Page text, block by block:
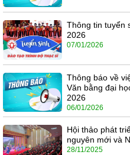
Thông tin tuyển
2026
07/01/2026
Thông báo về
Văn bằng đại
2026
06/01/2026
Hội thảo phát
nguyên mới và
28/11/2025